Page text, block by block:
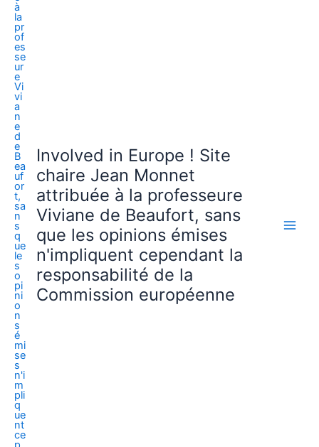
Involved in Europe ! Site
chaire Jean Monnet
attribuée à la professeure
Viviane de Beaufort, sans
que les opinions émises
n'impliquent cependant la
responsabilité de la
Commission européenne